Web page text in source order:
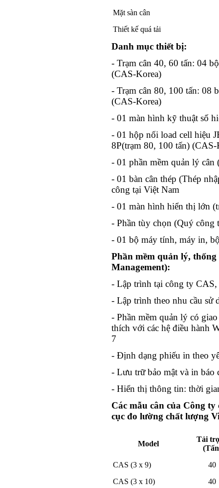
Mặt sàn cân
Thiết kế quá tải
Danh mục thiết bị:
- Trạm cân 40, 60 tấn: 04
(CAS-Korea)
- Trạm cân 80, 100 tấn: 08
(CAS-Korea)
- 01 màn hình kỹ thuật số
- 01 hộp nối load cell hiệu
8P(trạm 80, 100 tấn) (CAS-
- 01 phần mềm quản lý cân
- 01 bàn cân thép (Thép
công tại Việt Nam
- 01 màn hình hiển thị lớn
- Phần tùy chọn (Quý công
- 01 bộ máy tính, máy in,
Phần mềm quản lý,
Management):
- Lập trình tại công ty CAS,
- Lập trình theo nhu cầu sử
- Phần mềm quản lý có
thích với các hệ điều hành
7
- Định dạng phiếu in theo
- Lưu trữ bảo mật và in báo
- Hiển thị thông tin: thời
Các mẫu cân của Công
cục đo lường chất lượng
Model
Tải
CAS (3 x 9)
40
CAS (3 x 10)
40